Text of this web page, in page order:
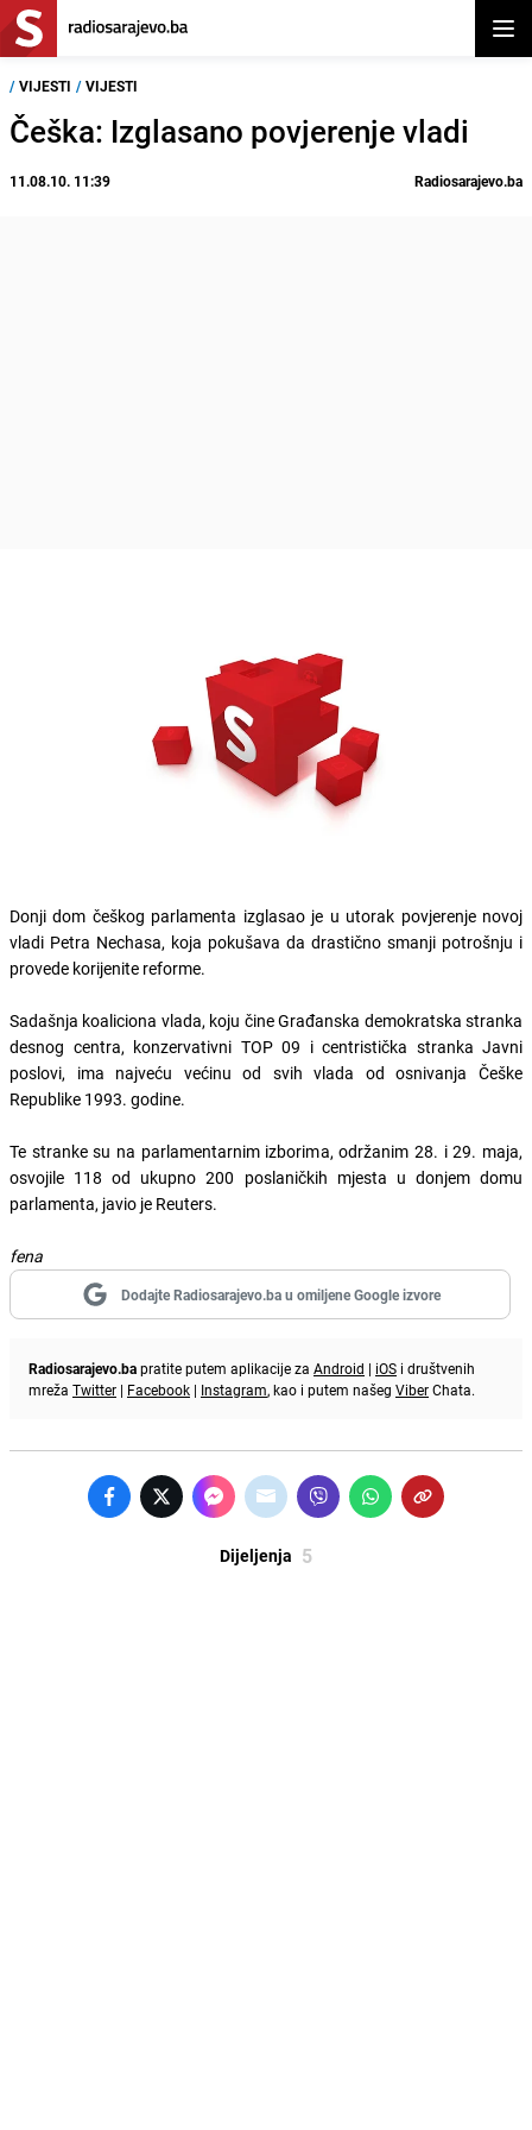
/ VIJESTI / VIJESTI
Češka: Izglasano povjerenje vladi
11.08.10. 11:39 Radiosarajevo.ba
Donji dom češkog parlamenta izglasao je u utorak povjerenje novoj
vladi Petra Nechasa, koja pokušava da drastično smanji potrošnju i
provede korijenite reforme.
Sadašnja koaliciona vlada, koju čine Građanska demokratska stranka
desnog centra, konzervativni TOP 09 i centristička stranka Javni
poslovi, ima najveću većinu od svih vlada od osnivanja Češke
Republike 1993. godine.
Te stranke su na parlamentarnim izborima, održanim 28. i 29. maja,
osvojile 118 od ukupno 200 poslaničkih mjesta u donjem domu
parlamenta, javio je Reuters.
fena
Dodajte Radiosarajevo.ba u omiljene Google izvore
Radiosarajevo.bapratite putem aplikacije za Android | iOS i društvenih
mreža Twitter | Facebook | Instagram, kao i putem našeg ViberChata.
Dijeljenja 5